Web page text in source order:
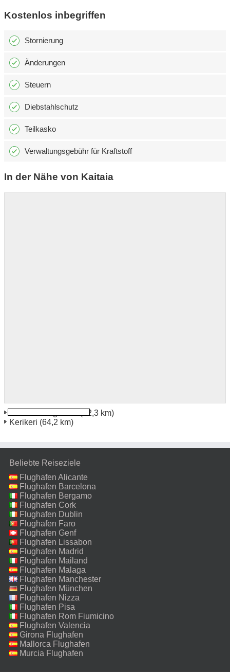
Kostenlos inbegriffen
Stornierung
Änderungen
Steuern
Diebstahlschutz
Teilkasko
Verwaltungsgebühr für Kraftstoff
In der Nähe von Kaitaia
(62,3 km)
Kerikeri (64,2 km)
Beliebte Reiseziele
Flughafen Alicante
Flughafen Barcelona
Flughafen Bergamo
Flughafen Cork
Flughafen Dublin
Flughafen Faro
Flughafen Genf
Flughafen Lissabon
Flughafen Madrid
Flughafen Mailand
Malpensa
Flughafen Malaga
Flughafen Manchester
Flughafen München
Flughafen Nizza
Flughafen Pisa
Flughafen Rom Fiumicino
Flughafen Valencia
Girona Flughafen
Mallorca Flughafen
Murcia Flughafen